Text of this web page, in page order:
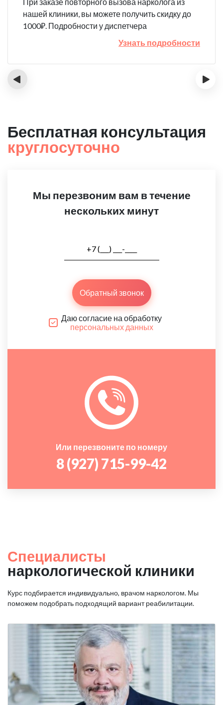
нашей клиники, вы можете получить скидку до
1000₽. Подробности у диспетчера
Узнать подробности
‹ ›
Бесплатная консультация
круглосуточно
Мы перезвоним вам в течение
нескольких минут
Обратный звонок
Даю согласие на обработку
персональных данных
Или перезвоните по номеру
8 (927) 715-99-42
Специалисты
наркологической клиники
Курс подбирается индивидуально, врачом наркологом. Мы
поможем подобрать подходящий вариант реабилитации.